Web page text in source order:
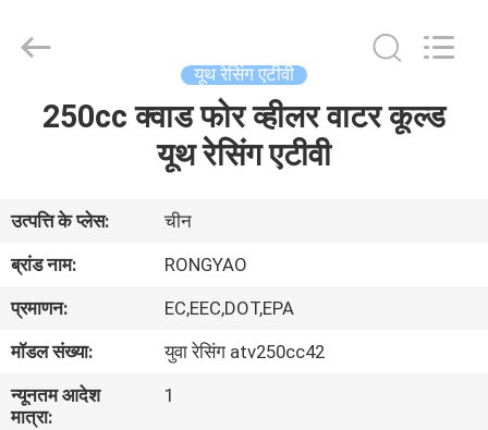
हमारे
बारे
कारखाना
Vehicle
Co.,Ltd.
यूथ रेसिंग एटीवी
250cc क्वाड फोर व्हीलर वाटर कूल्ड
यूथ रेसिंग एटीवी
उत्पत्ति के प्लेस:
चीन
ब्रांड नाम:
RONGYAO
प्रमाणन:
EC,EEC,DOT,EPA
मॉडल संख्या:
युवा रेसिंग atv250cc42
न्यूनतम आदेश
मात्रा:
1